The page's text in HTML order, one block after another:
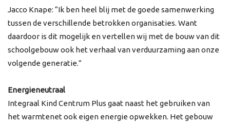
Jacco Knape: “Ik ben heel blij met de goede samenwerking
tussen de verschillende betrokken organisaties. Want
daardoor is dit mogelijk en vertellen wij met de bouw van dit
schoolgebouw ook het verhaal van verduurzaming aan onze
volgende generatie.”
Energieneutraal
Integraal Kind Centrum Plus gaat naast het gebruiken van
het warmtenet ook eigen energie opwekken. Het gebouw